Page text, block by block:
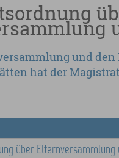
und
hat der
über